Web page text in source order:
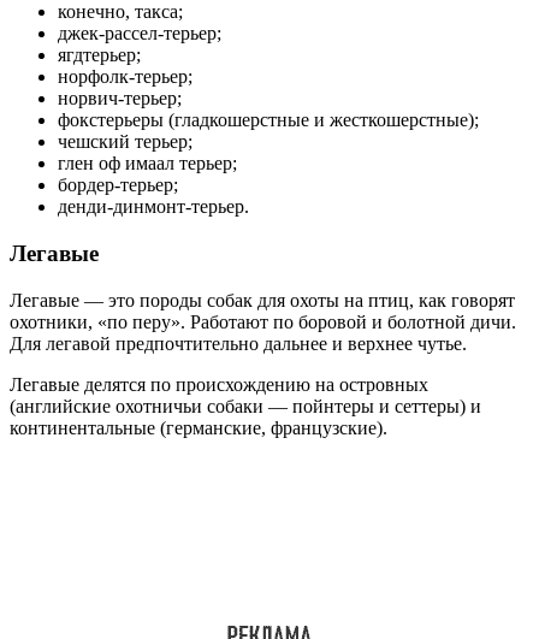
конечно, такса;
джек-рассел-терьер;
ягдтерьер;
норфолк-терьер;
норвич-терьер;
фокстерьеры (гладкошерстные и жесткошерстные);
чешский терьер;
глен оф имаал терьер;
бордер-терьер;
денди-динмонт-терьер.
Легавые
Легавые — это породы собак для охоты на птиц, как говорят
охотники, «по перу». Работают по боровой и болотной дичи.
Для легавой предпочтительно дальнее и верхнее чутье.
Легавые делятся по происхождению на островных
(английские охотничьи собаки — пойнтеры и сеттеры) и
континентальные (германские, французские).